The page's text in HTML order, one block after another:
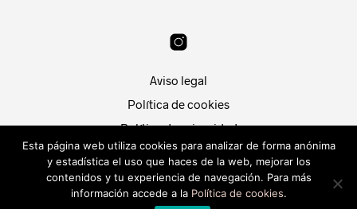
Aviso legal
Política de cookies
Política de privacidad
Condiciones de compra
Desarrollado porPiwity.es
Patri Segura
Hola, ¿En que puedo
ayudarte?
Esta página web utiliza cookies para analizar de forma anónima
y estadística el uso que haces de la web, mejorar los
contenidos y tu experiencia de navegación. Para más
información accede a la Política de cookies.